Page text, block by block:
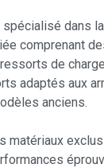
dans
comprenant
de
adaptés aux
anciens.
matériaux